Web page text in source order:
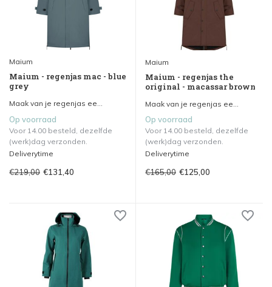
Maium
Maium - regenjas mac - blue
grey
Maak van je regenjas ee...
Op voorraad
Voor 14.00 besteld, dezelfde
(werk)dag verzonden.
Deliverytime
€219,00 €131,40
Maium
Maium - regenjas the
original - macassar brown
Maak van je regenjas ee...
Op voorraad
Voor 14.00 besteld, dezelfde
(werk)dag verzonden.
Deliverytime
€165,00 €125,00